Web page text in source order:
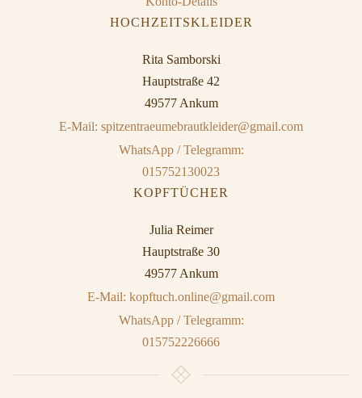
HOCHZEITSKLEIDER
Rita Samborski
Hauptstraße 42
49577 Ankum
E-Mail: spitzentraeumebrautkleider@gmail.com
WhatsApp / Telegramm:
015752130023
KOPFTÜCHER
Julia Reimer
Hauptstraße 30
49577 Ankum
E-Mail: kopftuch.online@gmail.com
WhatsApp / Telegramm:
015752226666